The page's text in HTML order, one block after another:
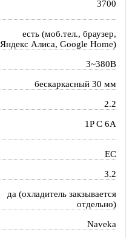
3700
есть (моб.тел., браузер,
Яндекс Алиса, Google Home)
3~380В
бескаркасный 30 мм
2.2
1P C 6A
EC
3.2
да (охладитель закзывается
отдельно)
Naveka